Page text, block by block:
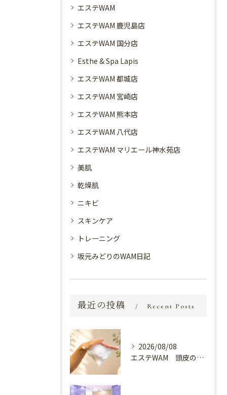
エステWAM
エステWAM 鹿児島店
エステWAM 国分店
Esthe & Spa Lapis
エステWAM 都城店
エステWAM 宮崎店
エステWAM 熊本店
エステWAM 八代店
エステWAM マリエール神水苑店
美肌
乾燥肌
ニキビ
スキンケア
トレーニング
坂元みどりのWAM日記
最近の投稿 Recent Posts
2026/08/08
エステWAM 頭皮の健康